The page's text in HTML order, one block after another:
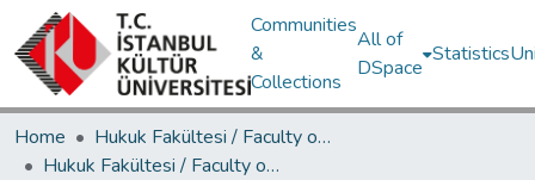
Communities
&
Collections
All of
DSpace
Statistics
Home
Hukuk Fakültesi / Faculty of Law
Hukuk Fakültesi / Faculty of Law